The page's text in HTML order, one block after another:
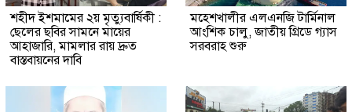
শহীদ ইশমামের ২য় মৃত্যুবার্ষিকী :
ছেলের ছবির সামনে মায়ের
আহাজারি, মামলার রায় দ্রুত
বাস্তবায়নের দাবি
মহেশখালীর এলএনজি টার্মিনাল
আংশিক চালু, জাতীয় গ্রিডে গ্যাস
সরবরাহ শুরু